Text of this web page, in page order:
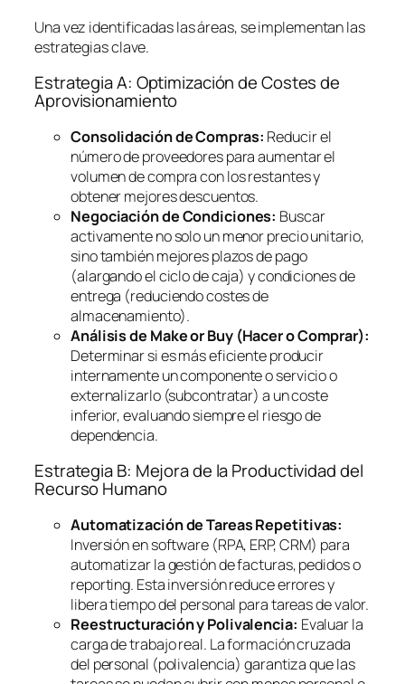
Una vez identificadas las áreas, se implementan las
estrategias clave.
Estrategia A: Optimización de Costes de
Aprovisionamiento
Consolidación de Compras: Reducir el
número de proveedores para aumentar el
volumen de compra con los restantes y
obtener mejores descuentos.
Negociación de Condiciones: Buscar
activamente no solo un menor precio unitario,
sino también mejores plazos de pago
(alargando el ciclo de caja) y condiciones de
entrega (reduciendo costes de
almacenamiento).
Análisis de Make or Buy(Hacer o Comprar):
Determinar si es más eficiente producir
internamente un componente o servicio o
externalizarlo (subcontratar) a un coste
inferior, evaluando siempre el riesgo de
dependencia.
Estrategia B: Mejora de la Productividad del
Recurso Humano
Automatización de Tareas Repetitivas:
Inversión ensoftware(RPA, ERP, CRM) para
automatizar la gestión de facturas, pedidos o
reporting. Esta inversión reduce errores y
libera tiempo del personal para tareas de valor.
Reestructuración y Polivalencia: Evaluar la
carga de trabajo real. La formación cruzada
del personal (polivalencia) garantiza que las